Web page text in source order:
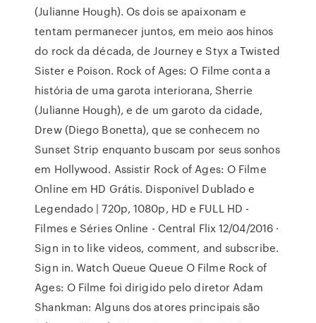
(Julianne Hough). Os dois se apaixonam e
tentam permanecer juntos, em meio aos hinos
do rock da década, de Journey e Styx a Twisted
Sister e Poison. Rock of Ages: O Filme conta a
história de uma garota interiorana, Sherrie
(Julianne Hough), e de um garoto da cidade,
Drew (Diego Bonetta), que se conhecem no
Sunset Strip enquanto buscam por seus sonhos
em Hollywood. Assistir Rock of Ages: O Filme
Online em HD Grátis. Disponivel Dublado e
Legendado | 720p, 1080p, HD e FULL HD -
Filmes e Séries Online - Central Flix 12/04/2016 ·
Sign in to like videos, comment, and subscribe.
Sign in. Watch Queue Queue O Filme Rock of
Ages: O Filme foi dirigido pelo diretor Adam
Shankman: Alguns dos atores principais são